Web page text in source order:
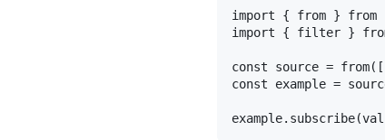
import { from } from
import { filter }
const source = from([
const example =
example. subscribe(val